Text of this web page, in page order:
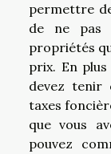
permettre
de ne pas
propriétés
prix. En
devez tenir
taxes
que vous
pouvez